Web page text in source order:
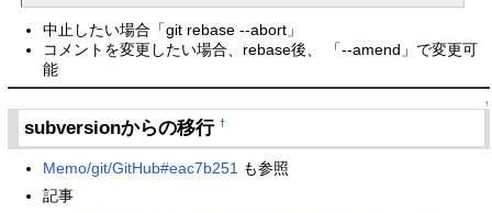
中止したい場合「git rebase --abort」
コメントを変更したい場合、rebase後、 「--amend」で変更可
能
↑
subversionからの移行†
Memo/git/GitHub#eac7b251 も参照
記事